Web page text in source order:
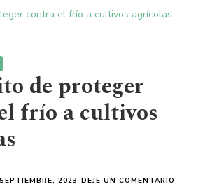
contra el frío a cultivos agrícolas
de proteger
frío a cultivos
2023 DEJE UN COMENTARIO